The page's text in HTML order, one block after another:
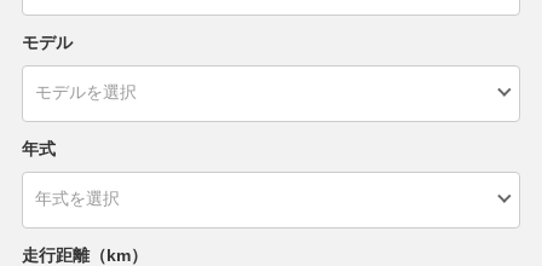
モデル
年式
走行距離（km）